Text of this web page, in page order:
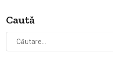
Caută
Caută
după: